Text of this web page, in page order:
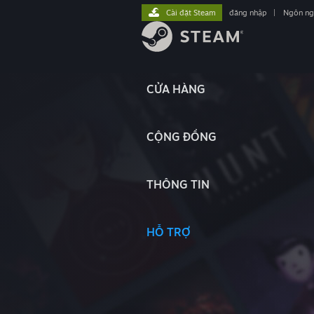
CỬA HÀNG
CỘNG ĐỒNG
THÔNG TIN
HỖ TRỢ
Cài đặt Steam đăng nhập Ngôn